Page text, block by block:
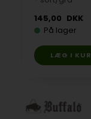
145,00 DKK
På lager